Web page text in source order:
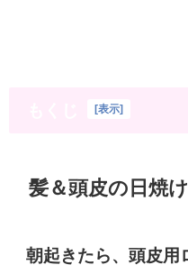
表示
髪＆頭皮の日焼
朝起きたら、頭皮用